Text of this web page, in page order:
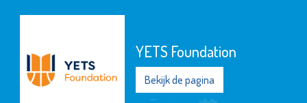
YETS Foundation
Bekijk de pagina